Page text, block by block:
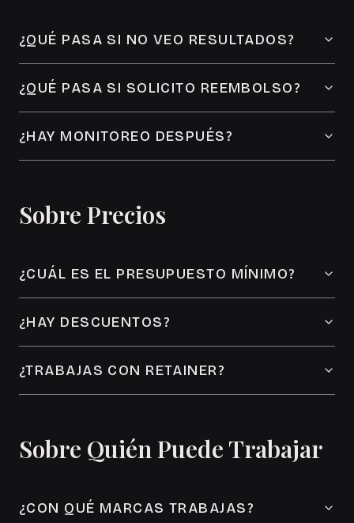
¿QUÉ PASA SI NO VEO RESULTADOS?
¿QUÉ PASA SI SOLICITO REEMBOLSO?
¿HAY MONITOREO DESPUÉS?
Sobre Precios
¿CUÁL ES EL PRESUPUESTO MÍNIMO?
¿HAY DESCUENTOS?
¿TRABAJAS CON RETAINER?
Sobre Quién Puede Trabajar
¿CON QUÉ MARCAS TRABAJAS?